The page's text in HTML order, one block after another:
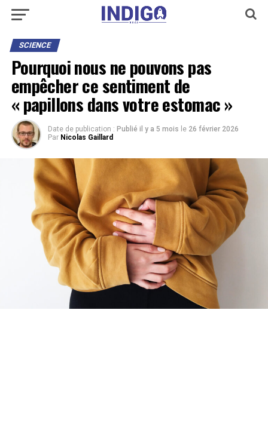
SCIENCE
Pourquoi nous ne pouvons pas
empêcher ce sentiment de
« papillons dans votre estomac »
Date de publication : Publié il y a 5 mois le 26 février 2026
Par Nicolas Gaillard